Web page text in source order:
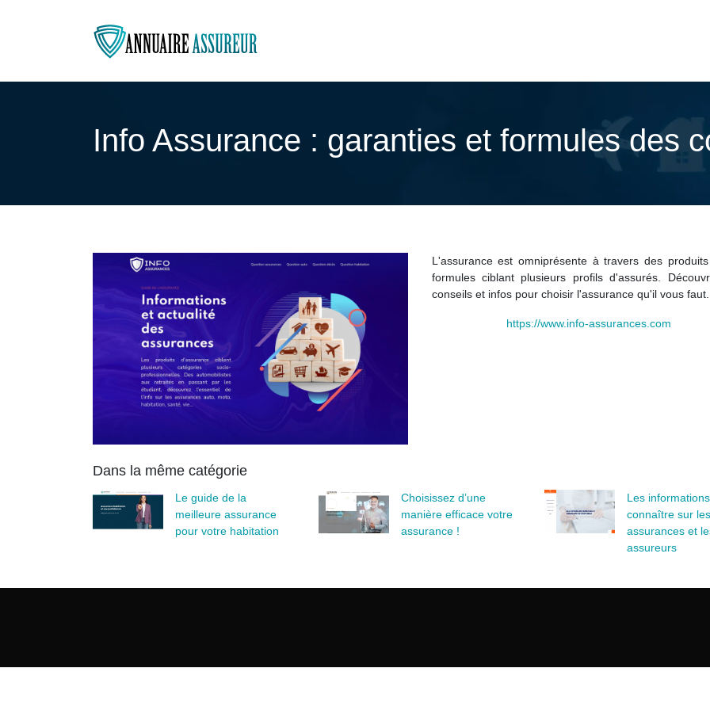
Info Assurance : garanties et formules des
L'assurance est omniprésente à travers des
formules ciblant plusieurs profils d'assurés.
conseils et infos pour choisir l'assurance qu'il vous faut.
https://www.info-assurances.com
Dans la même catégorie
Le guide de la
meilleure assurance
pour votre habitation
Choisissez d’une
manière efficace votre
assurance !
Les
connaître sur les
assurances et
assureurs